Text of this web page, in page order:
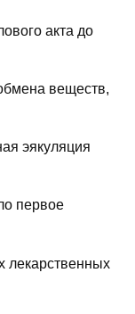
акта до
веществ,
эякуляция
первое
лекарственных